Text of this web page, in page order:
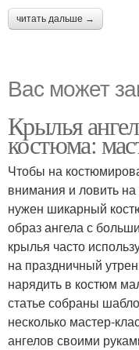
читать дальше →
Вас может
Крылья
костюма:
Чтобы на
внимания и ловить
нужен шикарный
образ ангела с
крылья часто
на праздничный
нарядить в костюм
статье собраны
несколько мастер-
ангелов своими